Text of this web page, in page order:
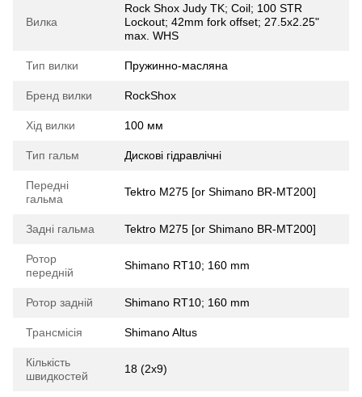
Вилка
Rock Shox Judy TK; Coil; 100 STR
Lockout; 42mm fork offset; 27.5x2.25"
max. WHS
Тип вилки Пружинно-масляна
Бренд вилки RockShox
Хід вилки 100 мм
Тип гальм Дискові гідравлічні
Передні
гальма
Tektro M275 [or Shimano BR-MT200]
Задні гальма Tektro M275 [or Shimano BR-MT200]
Ротор
передній
Shimano RT10; 160 mm
Ротор задній Shimano RT10; 160 mm
Трансмісія Shimano Altus
Кількість
швидкостей
18 (2x9)